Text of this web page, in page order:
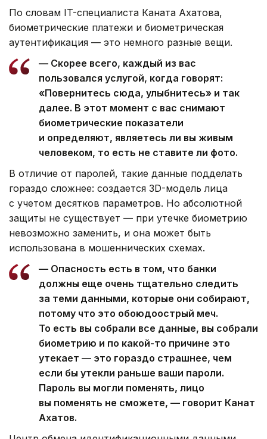
По словам IT-специалиста Каната Ахатова,
биометрические платежи и биометрическая
аутентификация — это немного разные вещи.
— Скорее всего, каждый из вас
пользовался услугой, когда говорят:
«Повернитесь сюда, улыбнитесь» и так
далее. В этот момент с вас снимают
биометрические показатели
и определяют, являетесь ли вы живым
человеком, то есть не ставите ли фото.
В отличие от паролей, такие данные подделать
гораздо сложнее: создается 3D-модель лица
с учетом десятков параметров. Но абсолютной
защиты не существует — при утечке биометрию
невозможно заменить, и она может быть
использована в мошеннических схемах.
— Опасность есть в том, что банки
должны еще очень тщательно следить
за теми данными, которые они собирают,
потому что это обоюдоострый меч.
То есть вы собрали все данные, вы собрали
биометрию и по какой-то причине это
утекает — это гораздо страшнее, чем
если бы утекли раньше ваши пароли.
Пароль вы могли поменять, лицо
вы поменять не сможете, — говорит Канат
Ахатов.